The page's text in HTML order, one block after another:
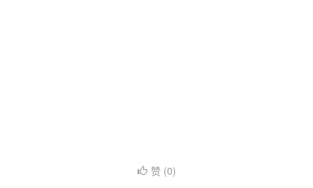
赞 (0)